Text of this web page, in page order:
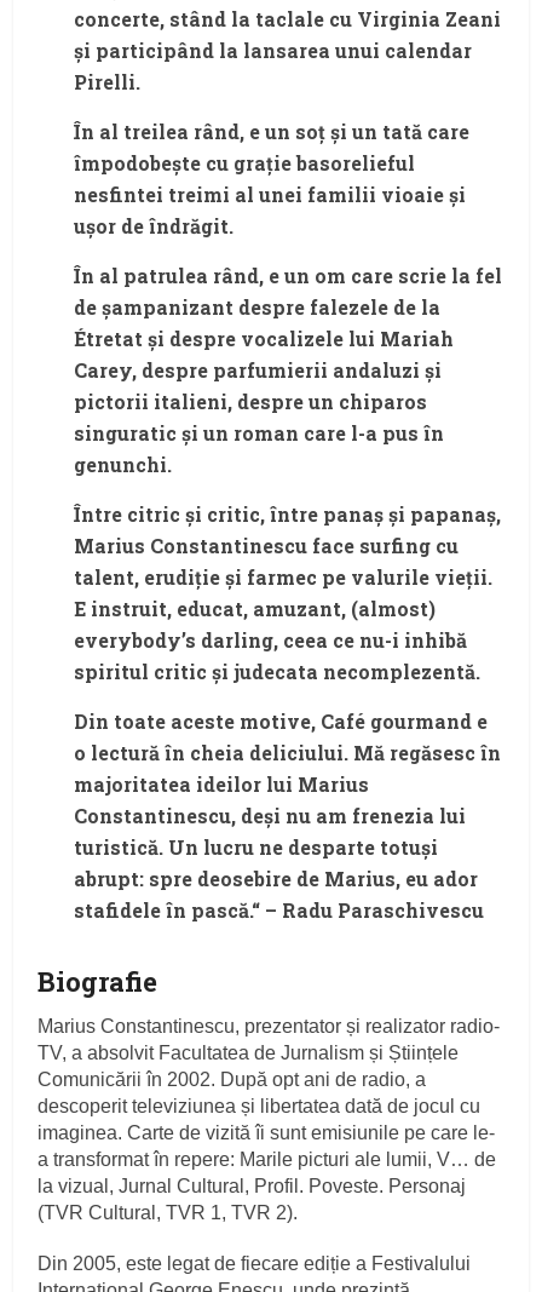
concerte, stând la taclale cu Virginia Zeani
și participând la lansarea unui calendar
Pirelli.
În al treilea rând, e un soț și un tată care
împodobește cu grație basorelieful
nesfintei treimi al unei familii vioaie și
ușor de îndrăgit.
În al patrulea rând, e un om care scrie la fel
de șampanizant despre falezele de la
Étretat și despre vocalizele lui Mariah
Carey, despre parfumierii andaluzi și
pictorii italieni, despre un chiparos
singuratic și un roman care l-a pus în
genunchi.
Între citric și critic, între panaș și papanaș,
Marius Constantinescu face surfing cu
talent, erudiție și farmec pe valurile vieții.
E instruit, educat, amuzant, (almost)
everybody’s darling, ceea ce nu-i inhibă
spiritul critic și judecata necomplezentă.
Din toate aceste motive, Café gourmand e
o lectură în cheia deliciului. Mă regăsesc în
majoritatea ideilor lui Marius
Constantinescu, deși nu am frenezia lui
turistică. Un lucru ne desparte totuși
abrupt: spre deosebire de Marius, eu ador
stafidele în pască.“ – Radu Paraschivescu
Biografie
Marius Constantinescu, prezentator și realizator radio-
TV, a absolvit Facultatea de Jurnalism și Științele
Comunicării în 2002. După opt ani de radio, a
descoperit televiziunea și libertatea dată de jocul cu
imaginea. Carte de vizită îi sunt emisiunile pe care le-
a transformat în repere: Marile picturi ale lumii, V… de
la vizual, Jurnal Cultural, Profil. Poveste. Personaj
(TVR Cultural, TVR 1, TVR 2).
Din 2005, este legat de fiecare ediție a Festivalului